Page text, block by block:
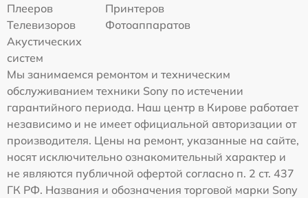
Плееров
Принтеров
Телевизоров
Фотоаппаратов
Акустических
систем
Мы занимаемся ремонтом и техническим
обслуживанием техники Sony по истечении
гарантийного периода. Наш центр в Кирове работает
независимо и не имеет официальной авторизации от
производителя. Цены на ремонт, указанные на сайте,
носят исключительно ознакомительный характер и
не являются публичной офертой согласно п. 2 ст. 437
ГК РФ. Названия и обозначения торговой марки Sony